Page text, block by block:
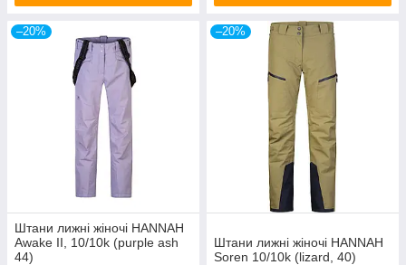
–20%
Штани лижні жіночі HANNAH
Awake II, 10/10k (purple ash
44)
–20%
Штани лижні жіночі HANNAH
Soren 10/10k (lizard, 40)